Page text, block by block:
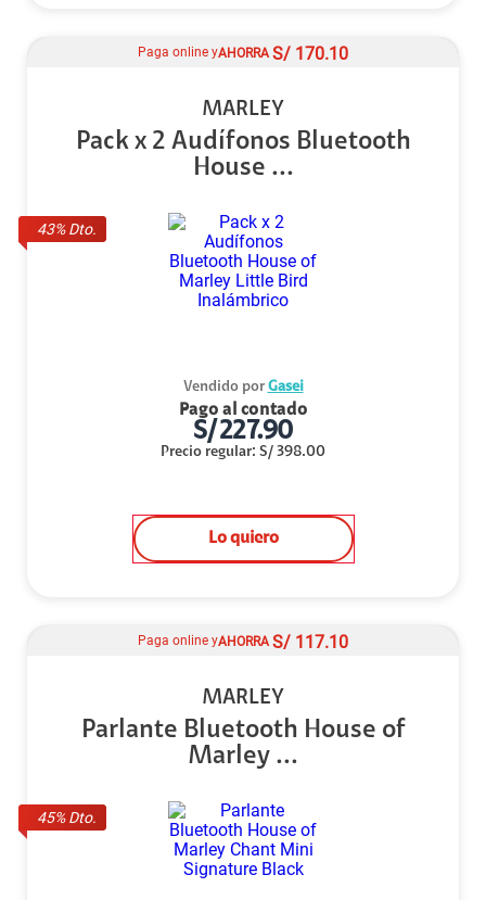
43% Dto.
Paga online yAHORRA S/ 170.10
MARLEY
Pack x 2 Audífonos Bluetooth
House ...
Vendido por Gasei
Pago al contado
S/227.90
Precio regular: S/ 398.00
Lo quiero
45% Dto.
Paga online yAHORRA S/ 117.10
MARLEY
Parlante Bluetooth House of
Marley ...